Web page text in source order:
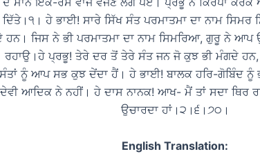
ਹੇ ਭਾਈ! ਸਾਰੇ ਸਿੱਖ ਸੰਤ ਪਰਮਾਤਮਾ ਦਾ ਨਾਮ
ਹਨ। ਜਿਸ ਨੇ ਭੀ ਪਰਮਾਤਮਾ ਦਾ ਨਾਮ ਸਿਮਰਿਆ, ਗੁਰੂ ਨੇ ਆਪ
ਰਹਾਉ।ਹੇ ਪ੍ਰਭੂ! ਤੇਰੇ ਦਰ ਤੋਂ ਤੇਰੇ ਸੰਤ ਜਨ ਜੋ ਕੁਝ ਭੀ ਮੰਗਦੇ
ਨੂੰ ਆਪ ਸਭ ਕੁਝ ਦੇਂਦਾ ਹੈਂ। ਹੇ ਭਾਈ! ਬਾਲਕ ਹਰਿ-ਗੋਬਿੰਦ
ਆਦਿਕ ਨੇ ਨਹੀਂ। ਹੇ ਦਾਸ ਨਾਨਕ! ਆਖ- ਮੈਂ ਤਾਂ ਸਦਾ ਥਿਰ
ਉਚਾਰਦਾ ਹਾਂ।੨।੬।੭੦।
English Translation: